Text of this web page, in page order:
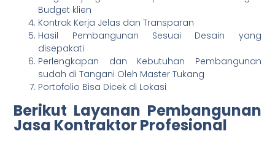
Budget klien
Kontrak Kerja Jelas dan Transparan
Hasil Pembangunan Sesuai Desain yang
disepakati
Perlengkapan dan Kebutuhan Pembangunan
sudah di Tangani Oleh Master Tukang
Portofolio Bisa Dicek di Lokasi
Berikut Layanan Pembangunan
Jasa Kontraktor Profesional